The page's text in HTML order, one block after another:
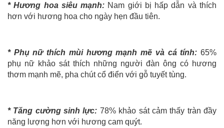
*Hương hoa siêu mạnh: Nam giới bị hấp dẫn và thích
hơn với hương hoa cho ngày hẹn đầu tiên.
* Phụ nữ thích mùi hương mạnh mẽ và cá tính: 65%
phụ nữ khảo sát thích những người đàn ông có hương
thơm mạnh mẽ, pha chút cổ điển với gỗ tuyết tùng.
* Tăng cường sinh lực: 78% khảo sát cảm thấy tràn đầy
năng lượng hơn với hương cam quýt.